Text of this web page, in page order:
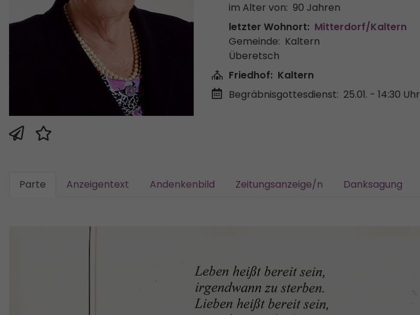
im Alter von: 90 Jahren
letzter Wohnort: Mitterdorf/Kaltern
Gemeinde: Kaltern
Überetsch
Friedhof: Kaltern
Begräbnisgottesdienst: 25.01. - 14:30 Uhr
Parte Anzeigentext Andenkenbild Zeitungsanzeige/n Danksagung